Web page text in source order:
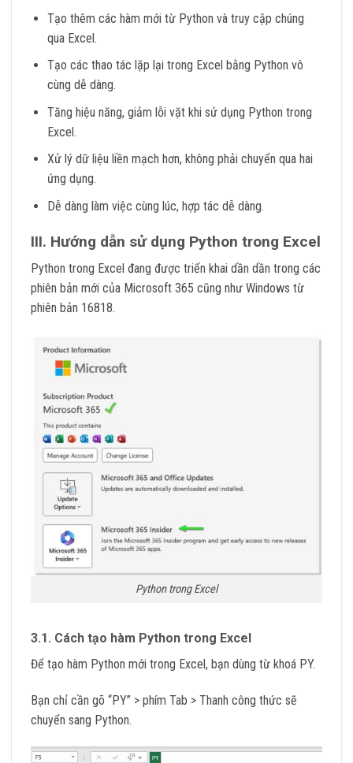
Tạo thêm các hàm mới từ Python và truy cập chúng
qua Excel.
Tạo các thao tác lặp lại trong Excel bằng Python vô
cùng dễ dàng.
Tăng hiệu năng, giảm lỗi vặt khi sử dụng Python trong
Excel.
Xử lý dữ liệu liền mạch hơn, không phải chuyển qua hai
ứng dụng.
Dễ dàng làm việc cùng lúc, hợp tác dễ dàng.
III. Hướng dẫn sử dụng Python trong Excel
Python trong Excel đang được triển khai dần dần trong các
phiên bản mới của Microsoft 365 cũng như Windows từ
phiên bản 16818.
Python trong Excel
3.1. Cách tạo hàm Python trong Excel
Để tạo hàm Python mới trong Excel, bạn dùng từ khoá PY.
Bạn chỉ cần gõ “PY” > phím Tab > Thanh công thức sẽ
chuyển sang Python.